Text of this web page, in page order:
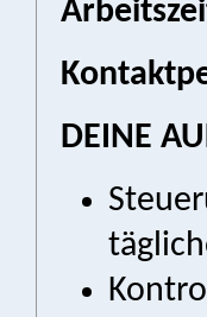
DEINE